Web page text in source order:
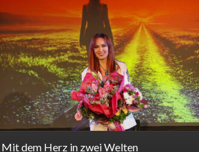
Mit dem Herz in zwei Welten